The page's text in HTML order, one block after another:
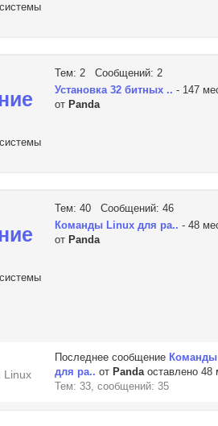
Тем: 2 Сообщений: 2
Установка 32 битных .. - 147
от Panda
Тем: 40 Сообщений: 46
Команды Linux для ра.. - 48
от Panda
Linux
Последнее сообщение
для ра.. от Pandaоставлено 48
Тем: 33, сообщений: 35